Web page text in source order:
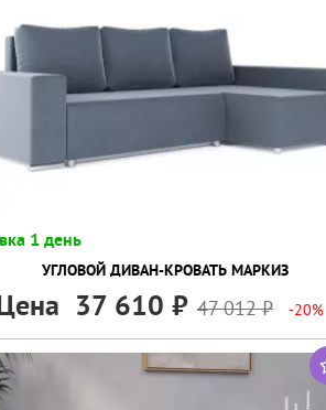
1 день
УГЛОВОЙ ДИВАН-КРОВАТЬ МАРКИЗ
37 610 47 012 -20%